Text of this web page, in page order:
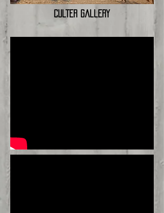
Culter Gallery